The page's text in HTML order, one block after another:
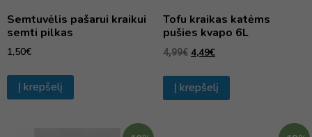
Semtuvėlis pašarui kraikui
semti pilkas
1,50€
Į krepšelį
Tofu kraikas katėms
pušies kvapo 6L
4,99€ 4,49€
Į krepšelį